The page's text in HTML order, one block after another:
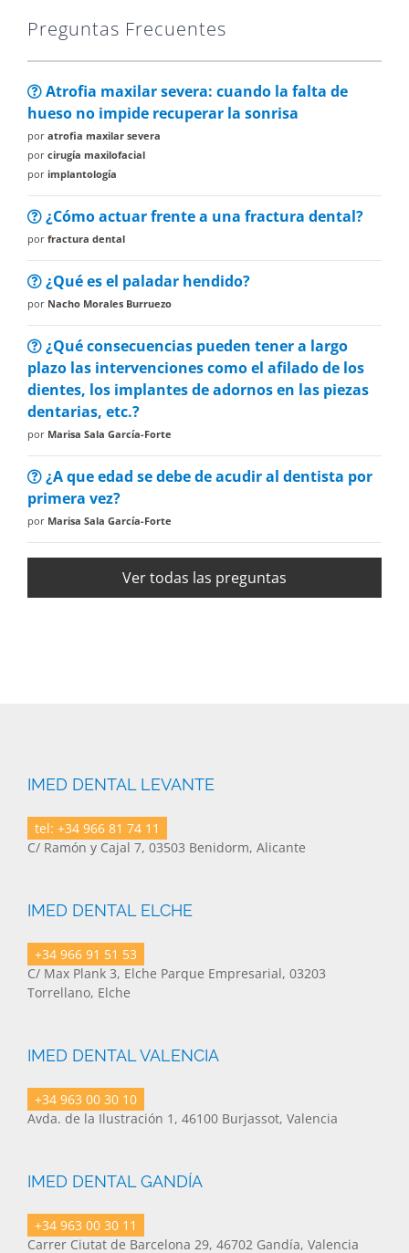
Preguntas Frecuentes
Atrofia maxilar severa: cuando la falta de
hueso no impide recuperar la sonrisa
por atrofia maxilar severa
por cirugía maxilofacial
por implantología
¿Cómo actuar frente a una fractura dental?
por fractura dental
¿Qué es el paladar hendido?
por Nacho Morales Burruezo
¿Qué consecuencias pueden tener a largo
plazo las intervenciones como el afilado de los
dientes, los implantes de adornos en las piezas
dentarias, etc.?
por Marisa Sala García-Forte
¿A que edad se debe de acudir al dentista por
primera vez?
por Marisa Sala García-Forte
Ver todas las preguntas
IMED DENTAL LEVANTE
tel: +34 966 81 74 11
C/ Ramón y Cajal 7, 03503 Benidorm, Alicante
IMED DENTAL ELCHE
+34 966 91 51 53
C/ Max Plank 3, Elche Parque Empresarial, 03203
Torrellano, Elche
IMED DENTAL VALENCIA
+34 963 00 30 10
Avda. de la Ilustración 1, 46100 Burjassot, Valencia
IMED DENTAL GANDÍA
+34 963 00 30 11
Carrer Ciutat de Barcelona 29, 46702 Gandía, Valencia